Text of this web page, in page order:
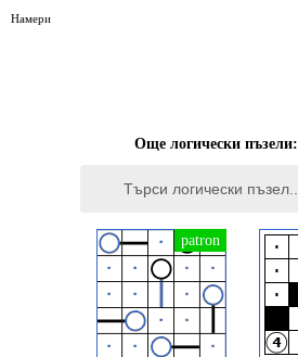
Намери
Още логически пъзели: